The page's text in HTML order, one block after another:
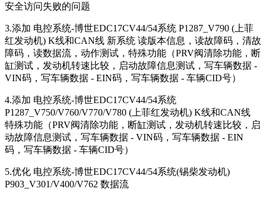
安全访问失败的问题
3.添加 电控系统-博世EDC17CV44/54系统 P1287_V790 (上菲
红发动机) K线和CAN线 新系统 读版本信息，读故障码，清故
障码，读数据流，动作测试，特殊功能（PRV阀清除功能，断
缸测试，发动机转速比较，启动故障信息测试，写车辆数据 -
VIN码，写车辆数据 - EIN码，写车辆数据 - 车辆CID号）
4.添加 电控系统-博世EDC17CV44/54系统
P1287_V750/V760/V770/V780 (上菲红发动机) K线和CAN线
特殊功能（PRV阀清除功能，断缸测试，发动机转速比较，启
动故障信息测试，写车辆数据 - VIN码，写车辆数据 - EIN
码，写车辆数据 - 车辆CID号）
5.优化 电控系统-博世EDC17CV44/54系统(锡柴发动机)
P903_V301/V400/V762 数据流